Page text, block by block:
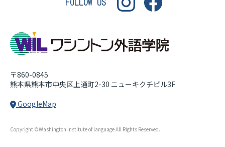
FOLLOW US
〒860-0845
熊本県熊本市中央区上通町2-30 ニューキクチビル3F
GoogleMap
Copyright ©Washington institute of language All Rights Reserved.